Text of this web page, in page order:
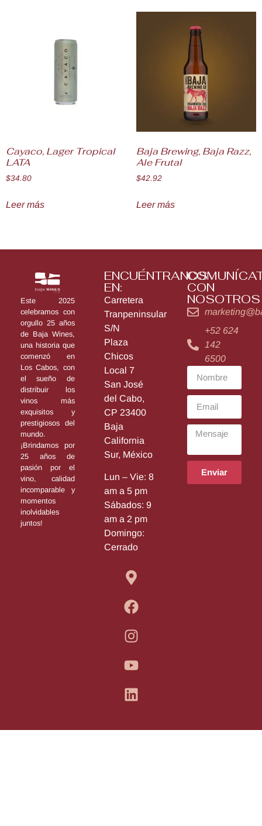
Cayaco, Lager Tropical
LATA
$34.80
Leer más
Baja Brewing, Baja Razz,
Ale Frutal
$42.92
Leer más
Este 2025
celebramos con
orgullo 25 años
de Baja Wines,
una historia que
comenzó en
Los Cabos, con
el sueño de
distribuir los
vinos más
exquisitos y
prestigiosos del
mundo.
¡Brindamos por
25 años de
pasión por el
vino, calidad
incomparable y
momentos
inolvidables
juntos!
ENCUÉNTRANOS
EN:
Carretera
Tranpeninsular
S/N
Plaza
Chicos
Local 7
San José
del Cabo,
CP 23400
Baja
California
Sur, México
Lun – Vie: 8
am a 5 pm
Sábados: 9
am a 2 pm
Domingo:
Cerrado
CON
NOSOTROS
+52 624
142
6500
Enviar